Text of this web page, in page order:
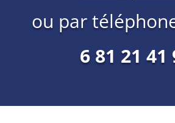
ou par
6 81 21 41